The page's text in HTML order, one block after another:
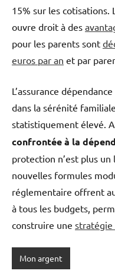
15% sur les
ouvre droit à des
pour les parents sont
euros par an et par
L’assurance
dans la sérénité
statistiquement élevé.
confrontée à la
protection n’est plus un
nouvelles formules
réglementaire offrent
à tous les budgets,
construire une stratégie
Mon argent